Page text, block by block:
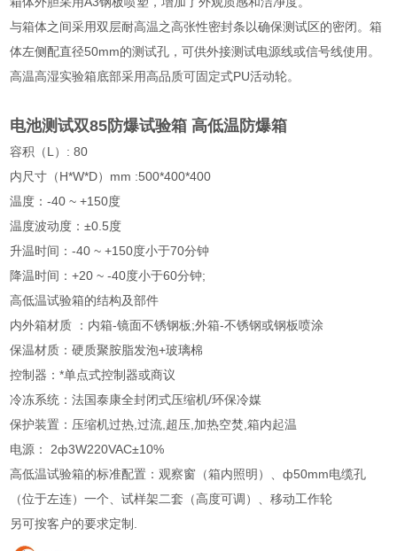
与箱体之间采用双层耐高温之高张性密封条以确保测试区的密闭。箱
体左侧配直径50mm的测试孔，可供外接测试电源线或信号线使用。
高温高湿实验箱底部采用高品质可固定式PU活动轮。
电池测试双85防爆试验箱 高低温防爆箱
容积（L）: 80
内尺寸（H*W*D）mm :500*400*400
温度：-40 ~ +150度
温度波动度：±0.5度
升温时间：-40 ~ +150度小于70分钟
降温时间：+20 ~ -40度小于60分钟;
高低温试验箱的结构及部件
内外箱材质 ：内箱-镜面不锈钢板;外箱-不锈钢或钢板喷涂
保温材质：硬质聚胺脂发泡+玻璃棉
控制器：*单点式控制器或商议
冷冻系统：法国泰康全封闭式压缩机/环保冷媒
保护装置：压缩机过热,过流,超压,加热空焚,箱内起温
电源： 2ф3W220VAC±10%
高低温试验箱的标准配置：观察窗（箱内照明）、ф50mm电缆孔
（位于左连）一个、试样架二套（高度可调）、移动工作轮
另可按客户的要求定制.